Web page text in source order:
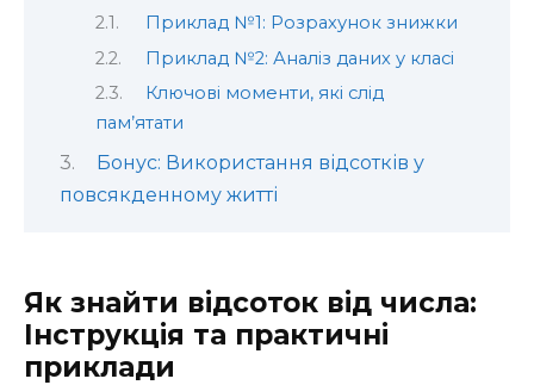
Приклад №1: Розрахунок знижки
Приклад №2: Аналіз даних у класі
Ключові моменти, які слід
пам’ятати
Бонус: Використання відсотків у
повсякденному житті
Як знайти відсоток від числа:
Інструкція та практичні
приклади